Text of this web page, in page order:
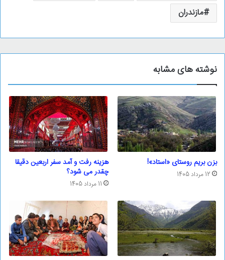
مازندران
نوشته های مشابه
بزن بریم روستای «استاد»!
12 مرداد 1405
هزینه رفت و آمد سفر اربعین دقیقا
چقدر می شود؟
11 مرداد 1405